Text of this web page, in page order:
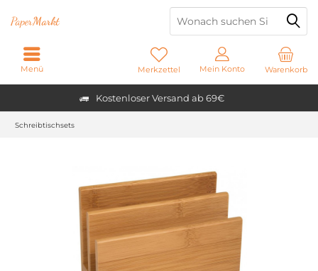
Kostenloser Versand ab 69€
PaperMarkt
Warenkorb
Merkzettel Mein Konto
Menü
Schreibtischsets